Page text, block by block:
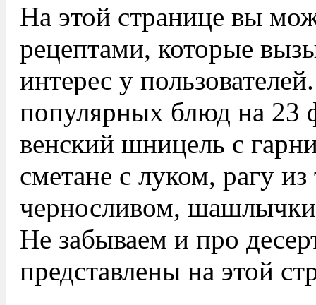
На этой странице вы
рецептами, которые
интерес у
популярных блюд на 23
венский шницель с
сметане с луком, рагу
черносливом,
Не забываем и про
представлены на этой